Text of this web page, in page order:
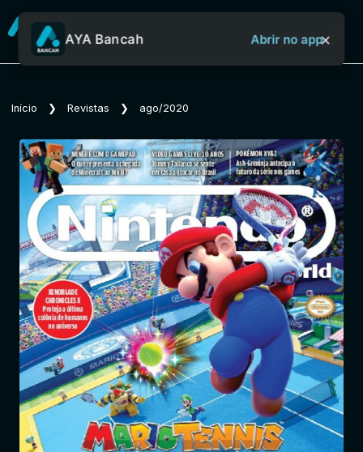
Sobre o Aya Bancah
Início
Revistas
Jornais
Notícias
Entrar
AYA Bancah Abrir no app×
Início ❯ Revistas ❯ ago/2020